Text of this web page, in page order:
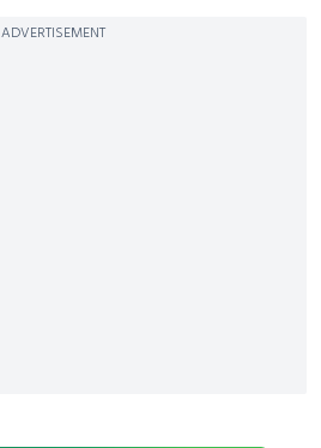
ADVERTISEMENT